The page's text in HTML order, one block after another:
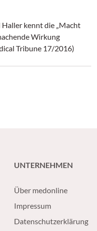
kennt die „Macht
Wirkung
Tribune 17/2016)
UNTERNEHMEN
Über medonline
Impressum
Datenschutzerklärung